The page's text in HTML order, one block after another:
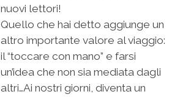
nuovi lettori!
Quello che hai detto aggiunge un
altro importante valore al viaggio:
il “toccare con mano” e farsi
un’idea che non sia mediata dagli
altri…Ai nostri giorni, diventa un